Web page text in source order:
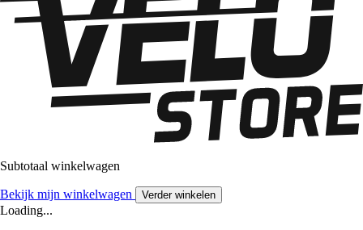
Subtotaal winkelwagen
Bekijk mijn winkelwagen Verder winkelen
Loading...